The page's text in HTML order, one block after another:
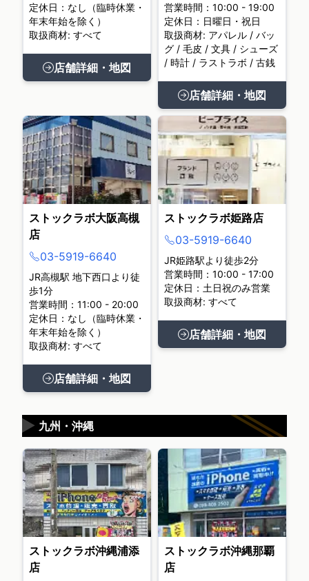
定休日：なし（臨時休業・
年末年始を除く）
取扱商材: すべて
店舗詳細・地図
営業時間：10:00 - 19:00
定休日：日曜日・祝日
取扱商材: アパレル / バッ
グ / 毛皮 / 文具 / シューズ
/ 時計 / ラストラボ / 古銭
店舗詳細・地図
ストックラボ大阪高槻
店
03-5919-6640
JR高槻駅 地下西口より徒
歩1分
営業時間：11:00 - 20:00
定休日：なし（臨時休業・
年末年始を除く）
取扱商材: すべて
店舗詳細・地図
ストックラボ姫路店
03-5919-6640
JR姫路駅より徒歩2分
営業時間：10:00 - 17:00
定休日：土日祝のみ営業
取扱商材: すべて
店舗詳細・地図
九州・沖縄
▶
ストックラボ沖縄浦添
店
ストックラボ沖縄那覇
店